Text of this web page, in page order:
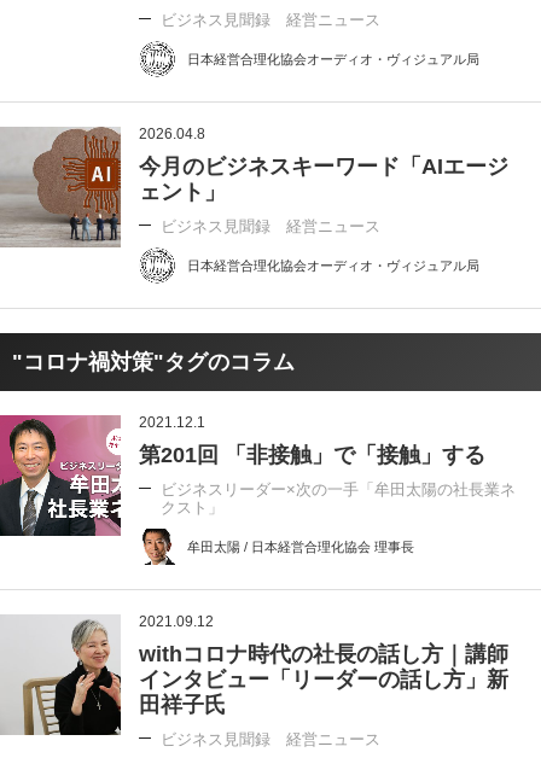
ビジネス見聞録 経営ニュース
日本経営合理化協会オーディオ・ヴィジュアル局
2026.04.8
今月のビジネスキーワード「AIエージ
ェント」
ビジネス見聞録 経営ニュース
日本経営合理化協会オーディオ・ヴィジュアル局
"コロナ禍対策"タグのコラム
2021.12.1
第201回 「非接触」で「接触」する
ビジネスリーダー×次の一手「牟田太陽の社長業ネ
クスト」
牟田太陽 / 日本経営合理化協会 理事長
2021.09.12
withコロナ時代の社長の話し方｜講師
インタビュー「リーダーの話し方」新
田祥子氏
ビジネス見聞録 経営ニュース